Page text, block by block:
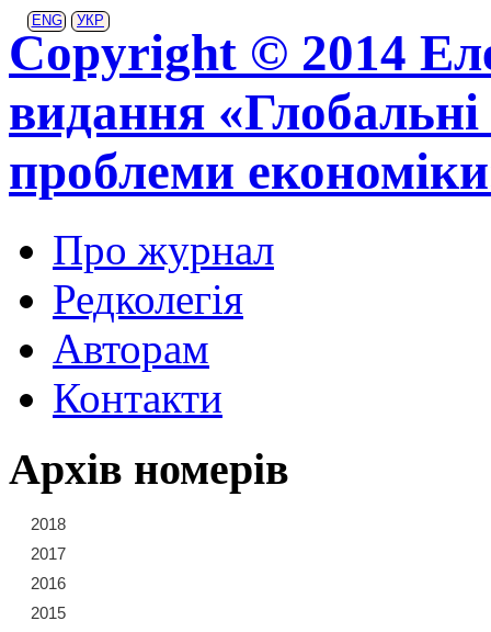
ENG УКР
Copyright © 2014
видання «Глобальні
проблеми
Про журнал
Редколегія
Авторам
Контакти
Архів номерів
2018
2017
2016
2015